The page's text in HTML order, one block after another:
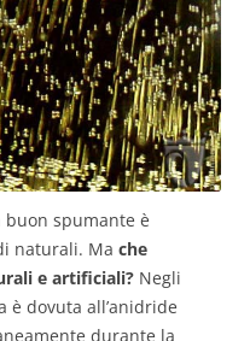
buon spumante è
naturali. Ma che
e artificiali? Negli
è dovuta all’anidride
durante la